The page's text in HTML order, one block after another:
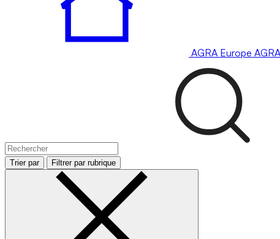
AGRA Europe AGRA
Trier par Filtrer par rubrique